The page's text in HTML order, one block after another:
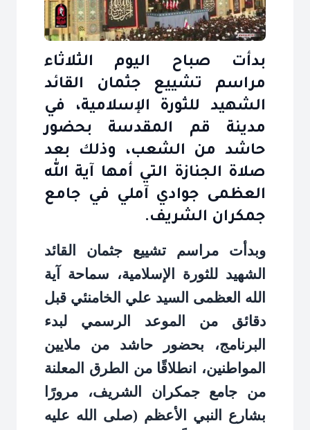
بدأت صباح اليوم الثلاثاء
مراسم تشييع جثمان القائد
الشهيد للثورة الإسلامية، في
مدينة قم المقدسة بحضور
حاشد من الشعب، وذلك بعد
صلاة الجنازة التي أمها آية الله
العظمى جوادي آملي في جامع
جمكران الشريف.
وبدأت مراسم تشييع جثمان القائد
الشهيد للثورة الإسلامية، سماحة آية
الله العظمى السيد علي الخامنئي قبل
دقائق من الموعد الرسمي لبدء
البرنامج، بحضور حاشد من ملايين
المواطنين، انطلاقًا من الطرق المعلنة
من جامع جمكران الشريف، مرورًا
بشارع النبي الأعظم (صلى الله عليه